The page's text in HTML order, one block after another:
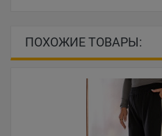
ПОХОЖИЕ ТОВАРЫ: